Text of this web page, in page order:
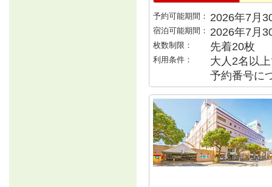
予約可能期間： 2026年7月
宿泊可能期間： 2026年7月
枚数制限： 先着20枚
利用条件：
大人2名以
予約番号に